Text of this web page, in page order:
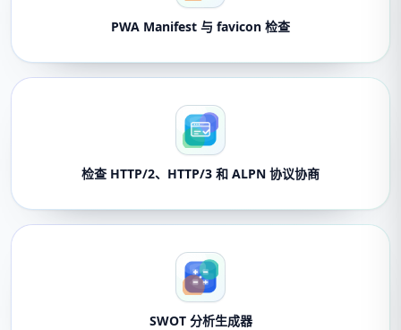
PWA Manifest 与 favicon 检查
检查 HTTP/2、HTTP/3 和 ALPN 协议协商
SWOT 分析生成器